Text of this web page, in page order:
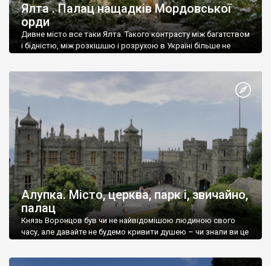
Ялта . Палац нащадків Мордовської
орди
Дивне місто все таки Ялта. Такого контрасту між багатством
і бідністю, між розкішшю і розрухою в Україні більше не
Алупка. Місто, церква, парк і, звичайно,
палац
Князь Воронцов був чи не найвідомішою людиною свого
часу, але давайте не будемо кривити душею – чи знали ви це